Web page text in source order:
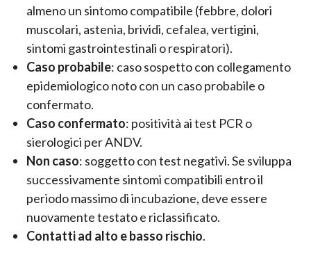
almeno un sintomo compatibile (febbre, dolori
muscolari, astenia, brividi, cefalea, vertigini,
sintomi gastrointestinali o respiratori).
Caso probabile: caso sospetto con collegamento
epidemiologico noto con un caso probabile o
confermato.
Caso confermato: positività ai test PCR o
sierologici per ANDV.
Non caso: soggetto con test negativi. Se sviluppa
successivamente sintomi compatibili entro il
periodo massimo di incubazione, deve essere
nuovamente testato e riclassificato.
Contatti ad alto e basso rischio.